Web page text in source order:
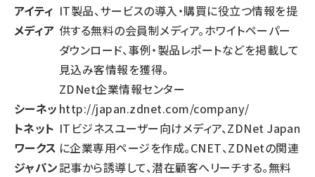
アイティ
メディア
IT製品、サービスの導入・購買に役立つ情報を提
供する無料の会員制メディア。ホワイトペーパー
ダウンロード、事例・製品レポートなどを掲載して
見込み客情報を獲得。
シーネッ
トネット
ワークス
ジャパン
ZDNet企業情報センター
http://japan.zdnet.com/company/
ITビジネスユーザー向けメディア、ZDNet Japan
に企業専用ページを作成。CNET、ZDNetの関連
記事から誘導して、潜在顧客へリーチする。無料